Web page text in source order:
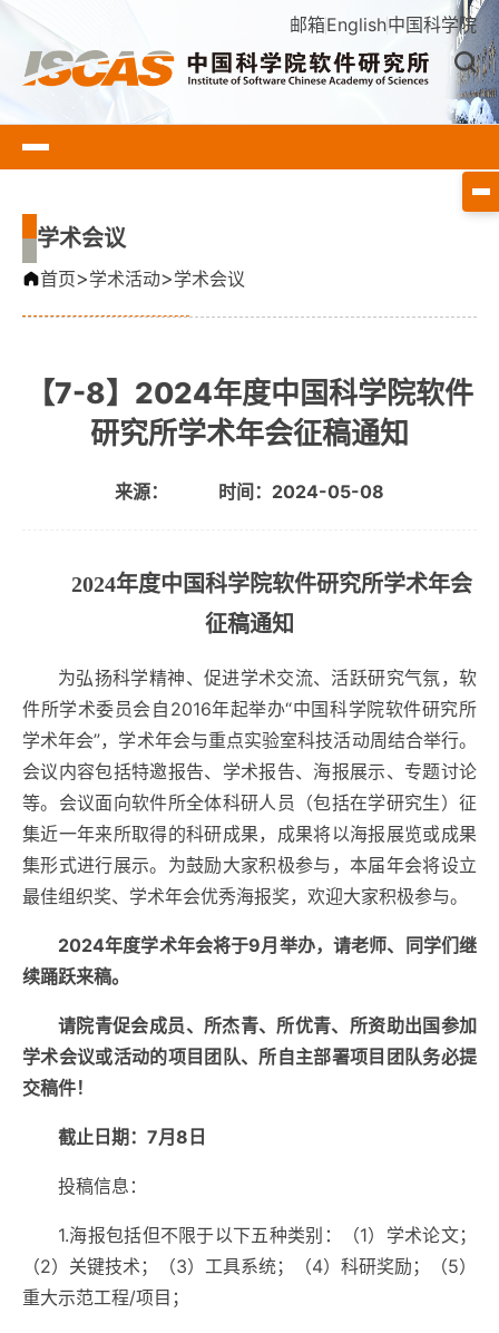
邮箱English中国科学院
学术会议
首页>学术活动>学术会议
【7-8】2024年度中国科学院软件
研究所学术年会征稿通知
来源： 时间：2024-05-08
2024年度中国科学院软件研究所学术年会
征稿通知
为弘扬科学精神、促进学术交流、活跃研究气氛，软
件所学术委员会自2016年起举办“中国科学院软件研究所
学术年会”，学术年会与重点实验室科技活动周结合举行。
会议内容包括特邀报告、学术报告、海报展示、专题讨论
等。会议面向软件所全体科研人员（包括在学研究生）征
集近一年来所取得的科研成果，成果将以海报展览或成果
集形式进行展示。为鼓励大家积极参与，本届年会将设立
最佳组织奖、学术年会优秀海报奖，欢迎大家积极参与。
2024年度学术年会将于9月举办，请老师、同学们继
续踊跃来稿。
请院青促会成员、所杰青、所优青、所资助出国参加
学术会议或活动的项目团队、所自主部署项目团队务必提
交稿件！
截止日期：7月8日
投稿信息：
1.海报包括但不限于以下五种类别：（1）学术论文；
（2）关键技术；（3）工具系统；（4）科研奖励；（5）
重大示范工程/项目；